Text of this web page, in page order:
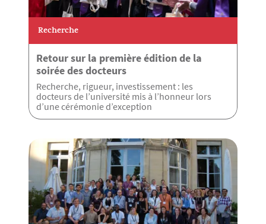
Recherche
Retour sur la première édition de la
soirée des docteurs
Recherche, rigueur, investissement : les
docteurs de l’université mis à l’honneur lors
d’une cérémonie d’exception